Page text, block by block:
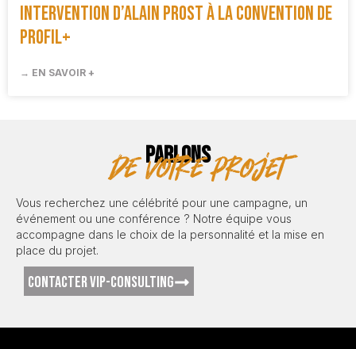
Intervention d’Alain Prost à la convention de
Profil+
→ EN SAVOIR +
PARLONS
de votre projet
Vous recherchez une célébrité pour une campagne, un
événement ou une conférence ? Notre équipe vous
accompagne dans le choix de la personnalité et la mise en
place du projet.
CONTACTER VIP-CONSULTING